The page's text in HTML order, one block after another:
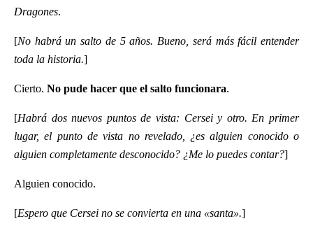
Dragones.
[No habrá un salto de 5 años. Bueno, será más fácil entender
toda la historia.]
Cierto. No pude hacer que el salto funcionara.
[Habrá dos nuevos puntos de vista: Cersei y otro. En primer
lugar, el punto de vista no revelado, ¿es alguien conocido o
alguien completamente desconocido? ¿Me lo puedes contar?]
Alguien conocido.
[Espero que Cersei no se convierta en una «santa».]